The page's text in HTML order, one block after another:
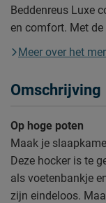
Beddenreus Luxe
en comfort. Met
Meer over het
Omschrijving
Op hoge poten
Maak je
Deze hocker is te
als voetenbankje
zijn eindeloos.